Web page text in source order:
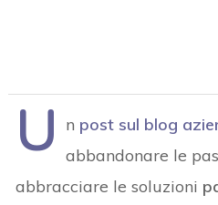
U n post sul blog
abbandonare le
abbracciare le soluzioni